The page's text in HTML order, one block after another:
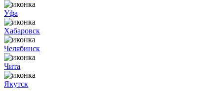
Уфа
Хабаровск
Челябинск
Чита
Якутск